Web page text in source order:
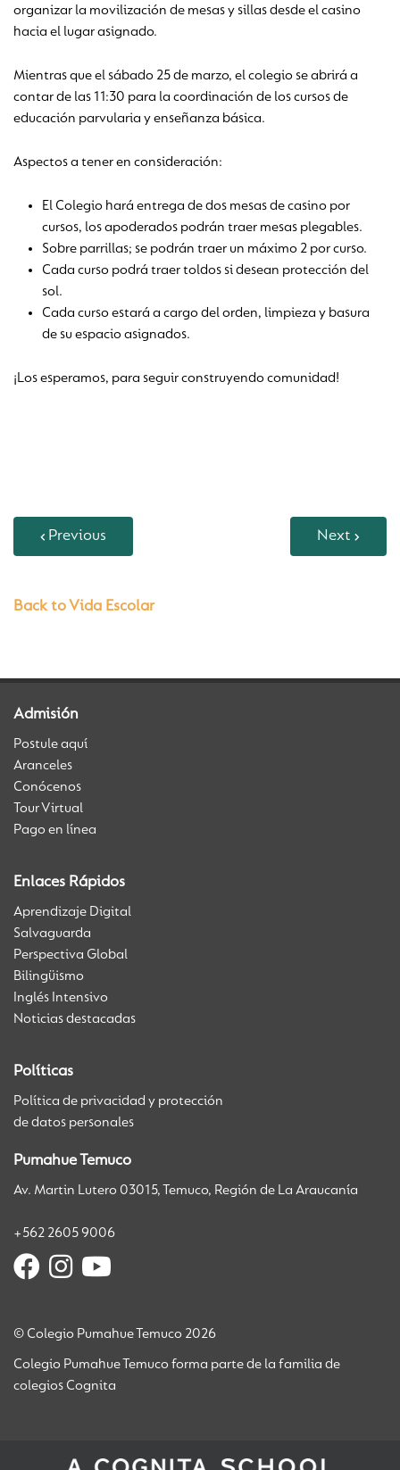
organizar la movilización de mesas y sillas desde el casino
hacia el lugar asignado.
Mientras que el sábado 25 de marzo, el colegio se abrirá a
contar de las 11:30 para la coordinación de los cursos de
educación parvularia y enseñanza básica.
Aspectos a tener en consideración:
El Colegio hará entrega de dos mesas de casino por
cursos, los apoderados podrán traer mesas plegables.
Sobre parrillas; se podrán traer un máximo 2 por curso.
Cada curso podrá traer toldos si desean protección del
sol.
Cada curso estará a cargo del orden, limpieza y basura
de su espacio asignados.
¡Los esperamos, para seguir construyendo comunidad!
Previous Next
Back to Vida Escolar
Admisión
Postule aquí
Aranceles
Conócenos
Tour Virtual
Pago en línea
Enlaces Rápidos
Aprendizaje Digital
Salvaguarda
Perspectiva Global
Bilingüismo
Inglés Intensivo
Noticias destacadas
Políticas
Política de privacidad y protección
de datos personales
Pumahue Temuco
Av. Martin Lutero 03015, Temuco, Región de La Araucanía
+562 2605 9006
© Colegio Pumahue Temuco 2026
Colegio Pumahue Temuco forma parte de la familia de
colegios Cognita